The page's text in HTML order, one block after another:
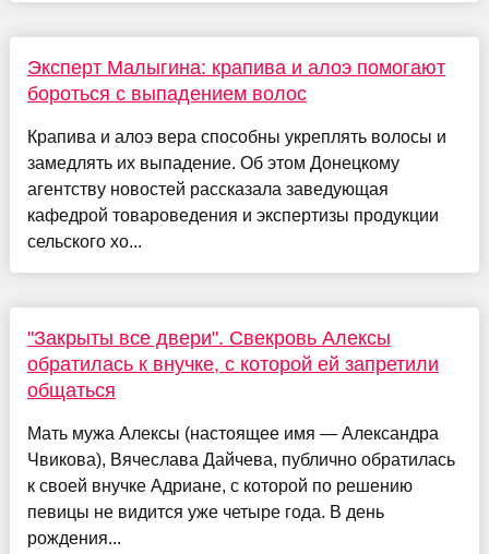
Эксперт Малыгина: крапива и алоэ помогают
бороться с выпадением волос
Крапива и алоэ вера способны укреплять волосы и
замедлять их выпадение. Об этом Донецкому
агентству новостей рассказала заведующая
кафедрой товароведения и экспертизы продукции
сельского хо...
"Закрыты все двери". Свекровь Алексы
обратилась к внучке, с которой ей запретили
общаться
Мать мужа Алексы (настоящее имя — Александра
Чвикова), Вячеслава Дайчева, публично обратилась
к своей внучке Адриане, с которой по решению
певицы не видится уже четыре года. В день
рождения...